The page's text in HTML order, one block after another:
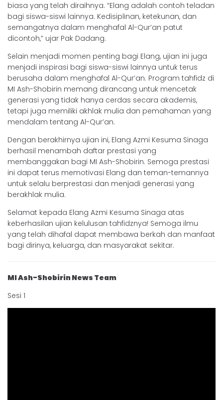
biasa yang telah diraihnya. “Elang adalah contoh teladan
bagi siswa-siswi lainnya. Kedisiplinan, ketekunan, dan
semangatnya dalam menghafal Al-Qur’an patut
dicontoh,” ujar Pak Dadang.
Selain menjadi momen penting bagi Elang, ujian ini juga
menjadi inspirasi bagi siswa-siswi lainnya untuk terus
berusaha dalam menghafal Al-Qur’an. Program tahfidz di
MI Ash-Shobirin memang dirancang untuk mencetak
generasi yang tidak hanya cerdas secara akademis,
tetapi juga memiliki akhlak mulia dan pemahaman yang
mendalam tentang Al-Qur’an.
Dengan berakhirnya ujian ini, Elang Azmi Kesuma Sinaga
berhasil menambah daftar prestasi yang
membanggakan bagi MI Ash-Shobirin. Semoga prestasi
ini dapat terus memotivasi Elang dan teman-temannya
untuk selalu berprestasi dan menjadi generasi yang
berakhlak mulia.
Selamat kepada Elang Azmi Kesuma Sinaga atas
keberhasilan ujian kelulusan tahfidznya! Semoga ilmu
yang telah dihafal dapat membawa berkah dan manfaat
bagi dirinya, keluarga, dan masyarakat sekitar.
MI Ash-Shobirin News Team
Sesi 1